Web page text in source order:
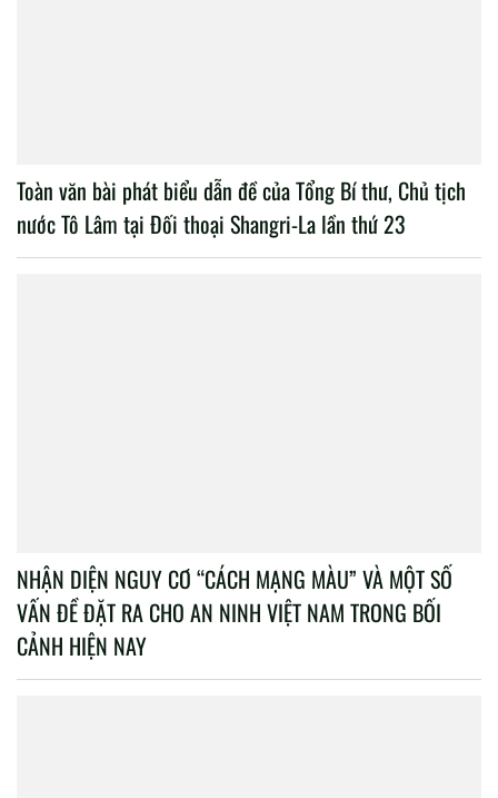
Toàn văn bài phát biểu dẫn đề của Tổng Bí thư, Chủ tịch
nước Tô Lâm tại Đối thoại Shangri-La lần thứ 23
NHẬN DIỆN NGUY CƠ “CÁCH MẠNG MÀU” VÀ MỘT SỐ
VẤN ĐỀ ĐẶT RA CHO AN NINH VIỆT NAM TRONG BỐI
CẢNH HIỆN NAY